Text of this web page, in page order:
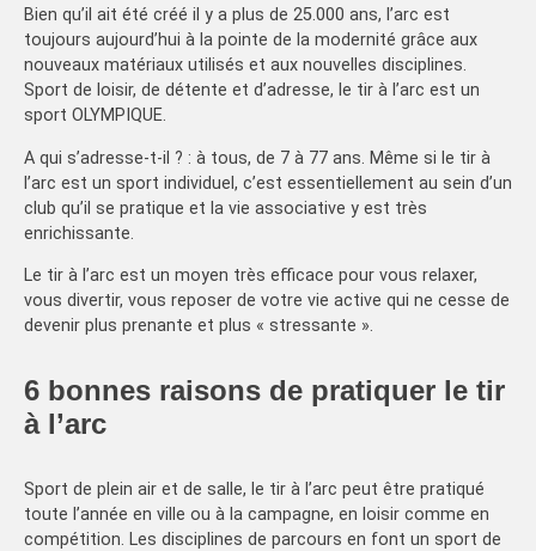
Bien qu’il ait été créé il y a plus de 25.000 ans, l’arc est
toujours aujourd’hui à la pointe de la modernité grâce aux
nouveaux matériaux utilisés et aux nouvelles disciplines.
Sport de loisir, de détente et d’adresse, le tir à l’arc est un
sport OLYMPIQUE.
A qui s’adresse-t-il ? : à tous, de 7 à 77 ans. Même si le tir à
l’arc est un sport individuel, c’est essentiellement au sein d’un
club qu’il se pratique et la vie associative y est très
enrichissante.
Le tir à l’arc est un moyen très efficace pour vous relaxer,
vous divertir, vous reposer de votre vie active qui ne cesse de
devenir plus prenante et plus « stressante ».
6 bonnes raisons de pratiquer le tir
à l’arc
Sport de plein air et de salle, le tir à l’arc peut être pratiqué
toute l’année en ville ou à la campagne, en loisir comme en
compétition. Les disciplines de parcours en font un sport de